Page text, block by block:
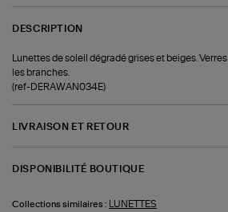
DESCRIPTION
Lunettes de soleil dégradé grises et beiges.
les branches.
(ref-DERAWAN034E)
LIVRAISON ET RETOUR
DISPONIBILITÉ BOUTIQUE
Collections similaires : LUNETTES